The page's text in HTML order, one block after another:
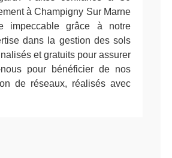
à Champigny Sur Marne
impeccable grâce à notre
dans la gestion des sols
et gratuits pour assurer
pour bénéficier de nos
de réseaux, réalisés avec